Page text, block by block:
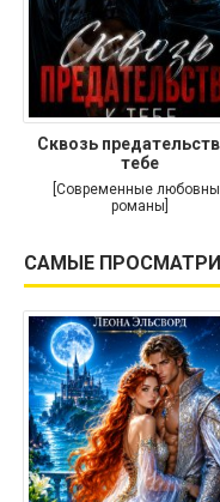
Сквозь
тебе
[Современные
романы]
САМЫЕ